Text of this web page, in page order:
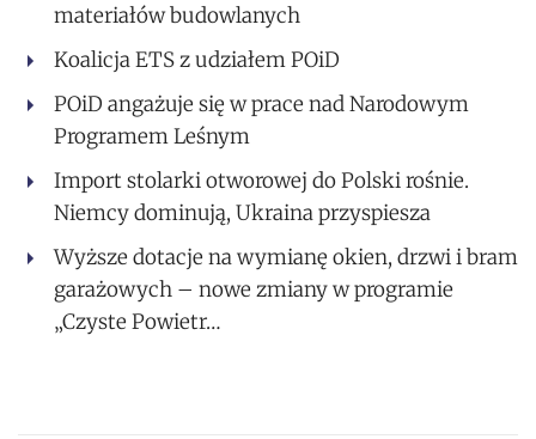
materiałów budowlanych
Koalicja ETS z udziałem POiD
POiD angażuje się w prace nad Narodowym
Programem Leśnym
Import stolarki otworowej do Polski rośnie.
Niemcy dominują, Ukraina przyspiesza
Wyższe dotacje na wymianę okien, drzwi i bram
garażowych – nowe zmiany w programie
„Czyste Powietr…